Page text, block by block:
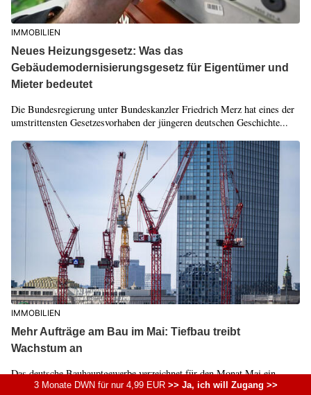
IMMOBILIEN
Neues Heizungsgesetz: Was das
Gebäudemodernisierungsgesetz für Eigentümer und
Mieter bedeutet
Die Bundesregierung unter Bundeskanzler Friedrich Merz hat eines der
umstrittensten Gesetzesvorhaben der jüngeren deutschen Geschichte...
IMMOBILIEN
Mehr Aufträge am Bau im Mai: Tiefbau treibt
Wachstum an
Das deutsche Bauhauptgewerbe verzeichnet für den Monat Mai ein
spürbares Plus bei den Bestelleingängen. Getrieben von einer
3 Monate DWN für nur 4,99 EUR>> Ja, ich will Zugang >>